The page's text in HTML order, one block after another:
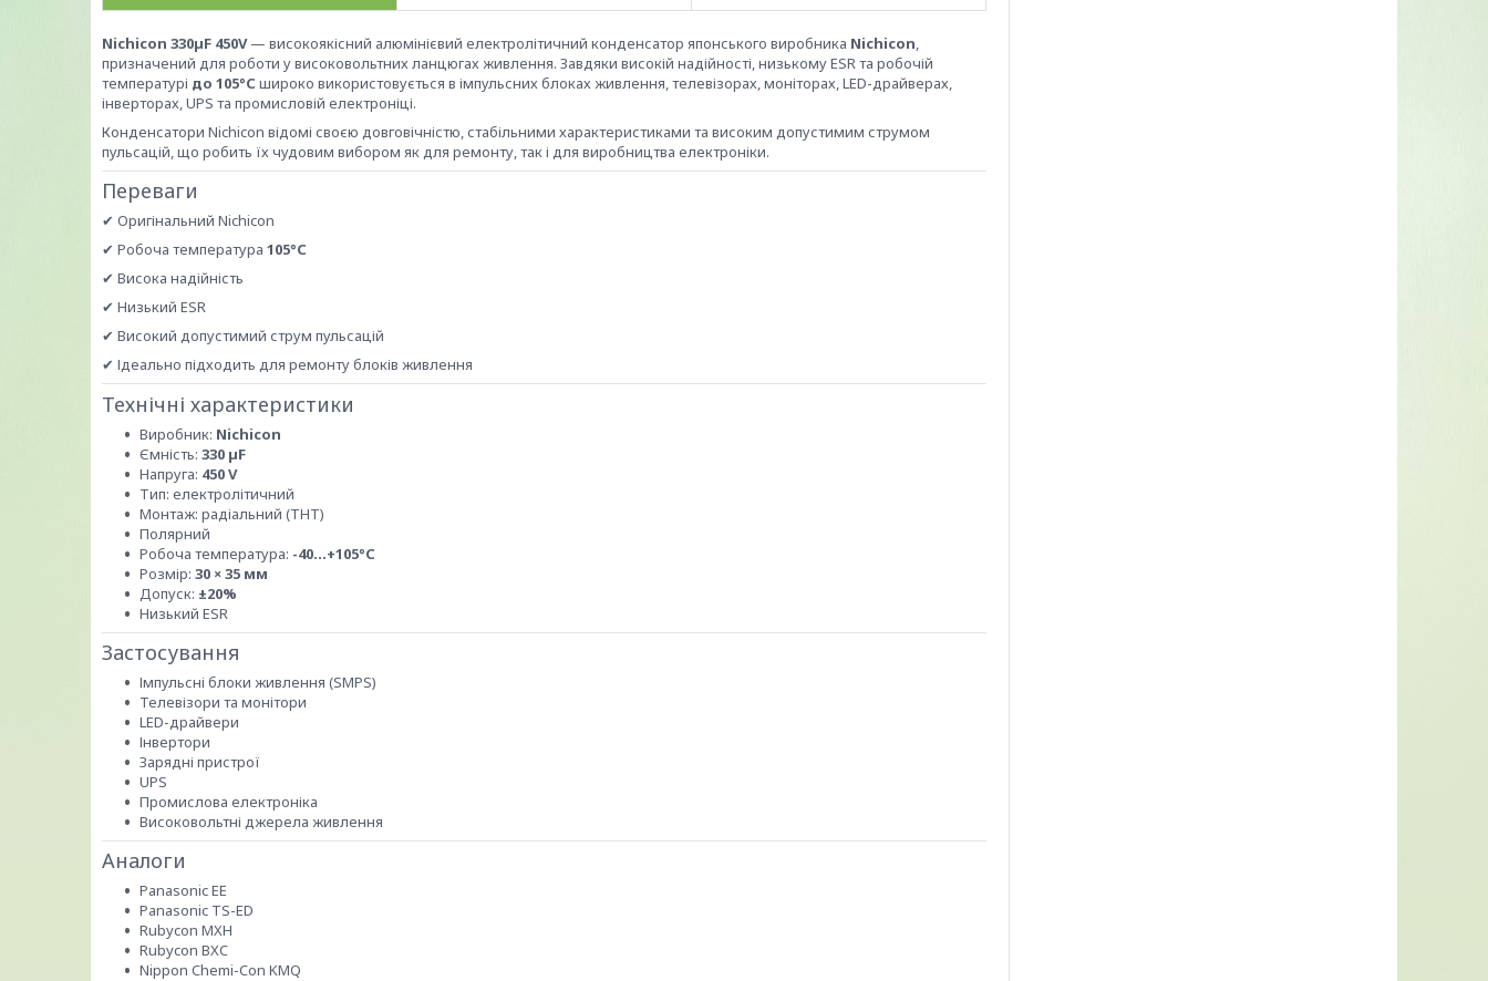
Nichicon 330µF 450V— високоякісний алюмінієвий електролітичний конденсатор японського виробника Nichicon,
призначений для роботи у високовольтних ланцюгах живлення. Завдяки високій надійності, низькому ESR та робочій
температурі до 105°Cшироко використовується в імпульсних блоках живлення, телевізорах, моніторах, LED-драйверах,
інверторах, UPS та промисловій електроніці.
Конденсатори Nichicon відомі своєю довговічністю, стабільними характеристиками та високим допустимим струмом
пульсацій, що робить їх чудовим вибором як для ремонту, так і для виробництва електроніки.
Переваги
✔ Оригінальний Nichicon
✔ Робоча температура 105°C
✔ Висока надійність
✔ Низький ESR
✔ Високий допустимий струм пульсацій
✔ Ідеально підходить для ремонту блоків живлення
Технічні характеристики
Виробник: Nichicon
Ємність: 330 µF
Напруга: 450 V
Тип: електролітичний
Монтаж: радіальний (THT)
Полярний
Робоча температура: -40...+105°C
Розмір: 30 × 35 мм
Допуск: ±20%
Низький ESR
Застосування
Імпульсні блоки живлення (SMPS)
Телевізори та монітори
LED-драйвери
Інвертори
Зарядні пристрої
UPS
Промислова електроніка
Високовольтні джерела живлення
Аналоги
Panasonic EE
Panasonic TS-ED
Rubycon MXH
Rubycon BXC
Nippon Chemi-Con KMQ